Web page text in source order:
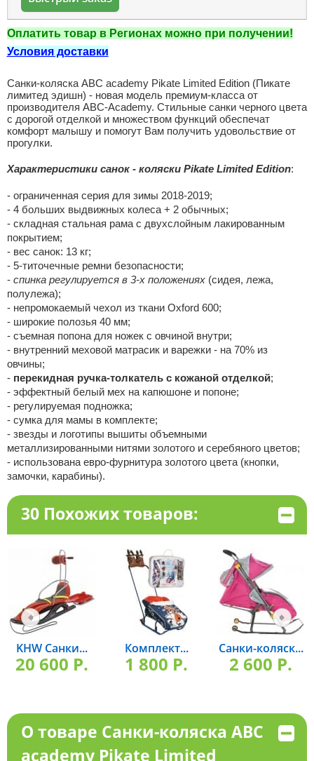
Оплатить товар в Регионах можно при получении!
Условия доставки
Санки-коляска ABC academy Pikate Limited Edition (Пикате
лимитед эдишн) - новая модель премиум-класса от
производителя ABC-Academy. Стильные санки черного цвета
с дорогой отделкой и множеством функций обеспечат
комфорт малышу и помогут Вам получить удовольствие от
прогулки.
Характеристики санок - коляски Pikate Limited Edition:
- ограниченная серия для зимы 2018-2019;
- 4 больших выдвижных колеса + 2 обычных;
- складная стальная рама с двухслойным лакированным
покрытием;
- вес санок: 13 кг;
- 5-титочечные ремни безопасности;
- спинка регулируется в 3-х положениях(сидея, лежа,
полулежа);
- непромокаемый чехол из ткани Oxford 600;
- широкие полозья 40 мм;
- съемная попона для ножек с овчиной внутри;
- внутренний меховой матрасик и варежки - на 70% из
овчины;
- перекидная ручка-толкатель с кожаной отделкой;
- эффектный белый мех на капюшоне и попоне;
- регулируемая подножка;
- сумка для мамы в комплекте;
- звезды и логотипы вышиты объемными
металлизированными нитями золотого и серебяного цветов;
- использована евро-фурнитура золотого цвета (кнопки,
замочки, карабины).
30 Похожих товаров:
KHW Санки...
20 600 P.
Комплект...
1 800 P.
Санки-коляск...
2 600 P.
О товаре Санки-коляска ABC
academy Pikate Limited